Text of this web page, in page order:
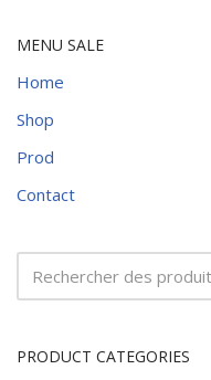
MENU SALE
Home
Shop
Prod
Contact
PRODUCT CATEGORIES